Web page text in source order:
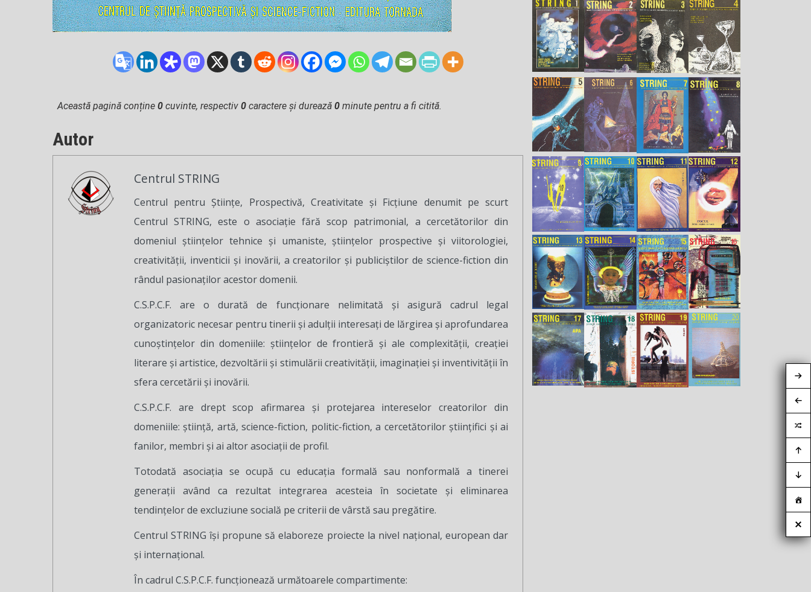
Această pagină conține 0 cuvinte, respectiv 0 caractere și durează 0 minute pentru a fi citită.
Autor
Centrul STRING
Centrul pentru Ştiinţe, Prospectivă, Creativitate şi Ficţiune denumit pe scurt
Centrul STRING, este o asociaţie fără scop patrimonial, a cercetătorilor din
domeniul ştiinţelor tehnice şi umaniste, ştiinţelor prospective şi viitorologiei,
creativităţii, inventicii şi inovării, a creatorilor şi publiciştilor de science-fiction din
rândul pasionaţilor acestor domenii.
C.S.P.C.F. are o durată de funcţionare nelimitată şi asigură cadrul legal
organizatoric necesar pentru tinerii şi adulţii interesaţi de lărgirea şi aprofundarea
cunoştinţelor din domeniile: ştiinţelor de frontieră şi ale complexităţii, creaţiei
literare şi artistice, dezvoltării şi stimulării creativităţii, imaginaţiei şi inventivităţii în
sfera cercetării şi inovării.
C.S.P.C.F. are drept scop afirmarea şi protejarea intereselor creatorilor din
domeniile: ştiinţă, artă, science-fiction, politic-fiction, a cercetătorilor ştiinţifici şi ai
fanilor, membri şi ai altor asociaţii de profil.
Totodată asociaţia se ocupă cu educaţia formală sau nonformală a tinerei
generaţii având ca rezultat integrarea acesteia în societate şi eliminarea
tendinţelor de excluziune socială pe criterii de vârstă sau pregătire.
Centrul STRING îşi propune să elaboreze proiecte la nivel naţional, european dar
şi internaţional.
În cadrul C.S.P.C.F. funcționează următoarele compartimente: